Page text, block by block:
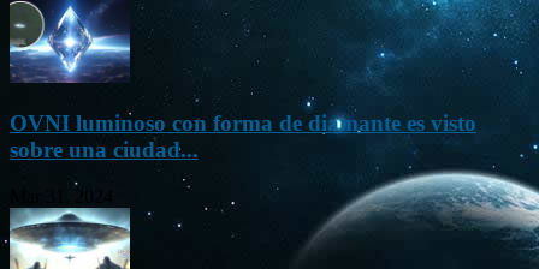
OVNI luminoso con forma de diamante es visto
sobre una ciudad...